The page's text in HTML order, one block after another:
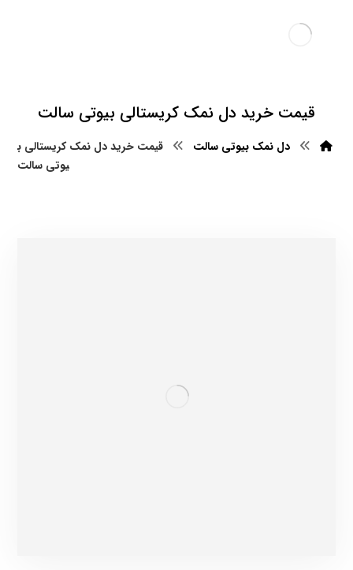
قیمت خرید دل نمک کریستالی بیوتی سالت
دل نمک بیوتی سالت
قیمت خرید دل نمک کریستالی ب
یوتی سالت